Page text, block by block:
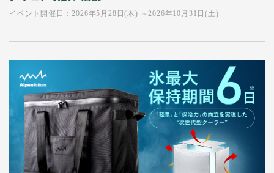
イベント開催日：2026年5月28日(木) ～2026年10月31日(土)